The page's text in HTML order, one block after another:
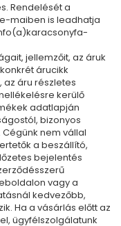
Rendelését a
maiben is leadhatja
jellemzőit, az áruk
árucikk
áru részletes
kerülő
adatlapján
bizonyos
nem vállal
a beszállító,
bejelentés
vagy a
kedvezőbb,
Ha a vásárlás előtt az
ügyfélszolgálatunk